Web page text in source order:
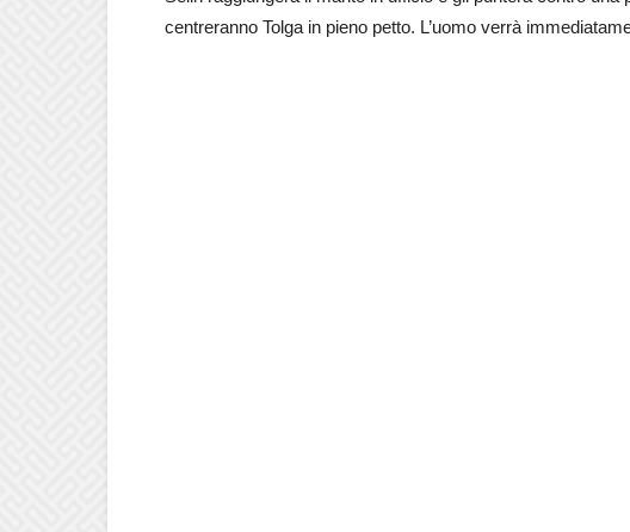
centreranno Tolga in pieno petto. L’uomo verrà